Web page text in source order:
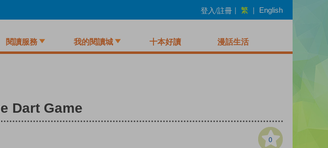
登入/註冊 | 繁 | English
閱讀服務 我的閱讀城 十本好讀 漫話生活
Dart Game
0